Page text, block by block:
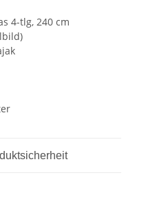
4-tlg, 240 cm